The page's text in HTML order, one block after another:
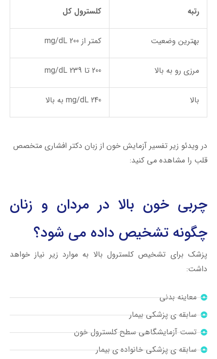
رتبه
کلسترول کل
بهترین وضعیت کمتر از 200 mg/dL
مرزی رو به بالا 200 تا 239 mg/dL
بالا 240 mg/dL به بالا
در ویدئو زیر تفسیر آزمایش خون از زبان دکتر افشاری متخصص
قلب را مشاهده می کنید:
چربی خون بالا در مردان و زنان
چگونه تشخیص داده می شود؟
پزشک برای تشخیص کلسترول بالا به موارد زیر نیاز خواهد
داشت:
معاینه بدنی
سابقه ی پزشکی بیمار
تست آزمایشگاهی سطح کلسترول خون
سابقه ی پزشکی خانواده ی بیمار